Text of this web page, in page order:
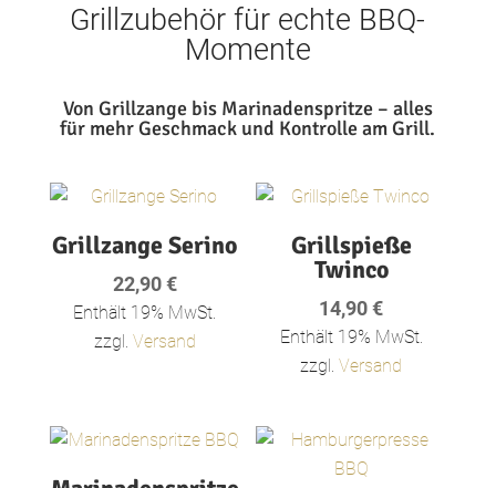
Grillzubehör für echte BBQ-
Momente
Von Grillzange bis Marinadenspritze – alles
für mehr Geschmack und Kontrolle am Grill.
Grillzange Serino
22,90€
Enthält 19% MwSt.
zzgl. Versand
Grillspieße
Twinco
14,90€
Enthält 19% MwSt.
zzgl.Versand